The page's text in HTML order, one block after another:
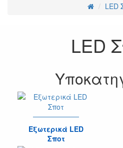
LED
LED
Εξωτερικά LED
Σποτ